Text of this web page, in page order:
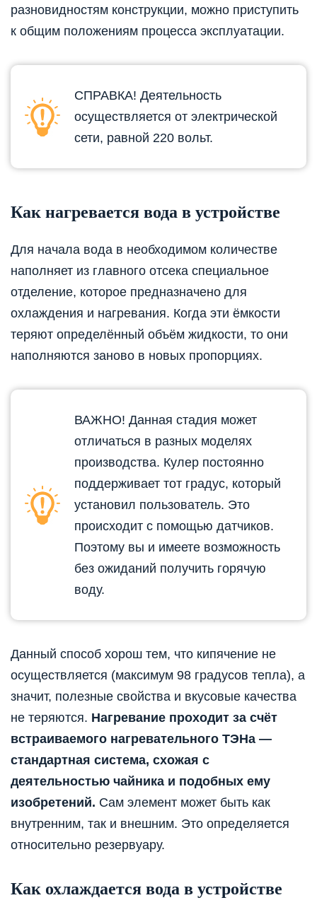
разновидностям конструкции, можно приступить
к общим положениям процесса эксплуатации.
СПРАВКА! Деятельность
осуществляется от электрической
сети, равной 220 вольт.
Как нагревается вода в устройстве
Для начала вода в необходимом количестве
наполняет из главного отсека специальное
отделение, которое предназначено для
охлаждения и нагревания. Когда эти ёмкости
теряют определённый объём жидкости, то они
наполняются заново в новых пропорциях.
ВАЖНО! Данная стадия может
отличаться в разных моделях
производства. Кулер постоянно
поддерживает тот градус, который
установил пользователь. Это
происходит с помощью датчиков.
Поэтому вы и имеете возможность
без ожиданий получить горячую
воду.
Данный способ хорош тем, что кипячение не
осуществляется (максимум 98 градусов тепла), а
значит, полезные свойства и вкусовые качества
не теряются. Нагревание проходит за счёт
встраиваемого нагревательного ТЭНа —
стандартная система, схожая с
деятельностью чайника и подобных ему
изобретений. Сам элемент может быть как
внутренним, так и внешним. Это определяется
относительно резервуару.
Как охлаждается вода в устройстве